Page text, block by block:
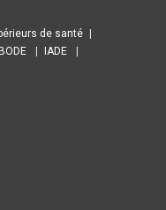
de santé
IBODE
IADE